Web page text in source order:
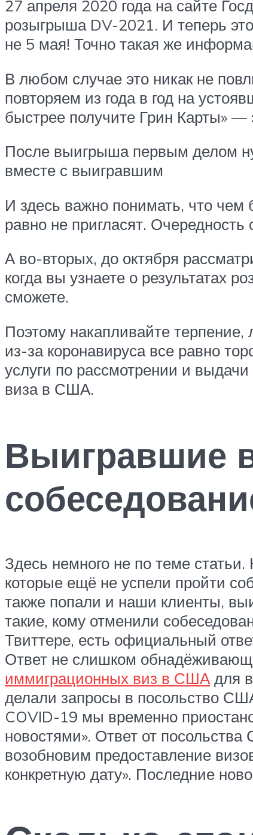
27 апреля 2020 года на сайте
розыгрыша DV-2021. И теперь
не 5 мая! Точно такая же
В любом случае это никак не
повторяем из года в год на
быстрее получите Грин Карты» —
После выигрыша первым делом
вместе с выигравшим
И здесь важно понимать, что
равно не пригласят.
А во-вторых, до октября
когда вы узнаете о результатах
сможете.
Поэтому накапливайте
из-за коронавируса все равно
услуги по рассмотрении и
виза в США.
Выигравшие
Здесь немного не по теме
которые ещё не успели пройти
также попали и наши клиенты,
такие, кому отменили
Твиттере, есть официальный
Ответ не слишком
иммиграционных виз в США для
делали запросы в посольство
COVID-19 мы временно
новостями». Ответ от
возобновим предоставление
конкретную дату». Последние